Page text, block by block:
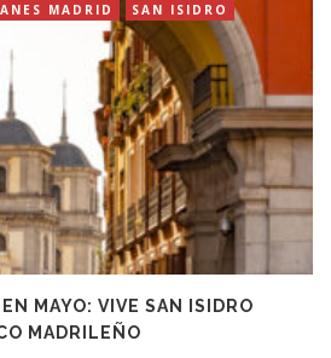
MADRID SAN ISIDRO
MAYO: VIVE SAN ISIDRO
MADRILEÑO